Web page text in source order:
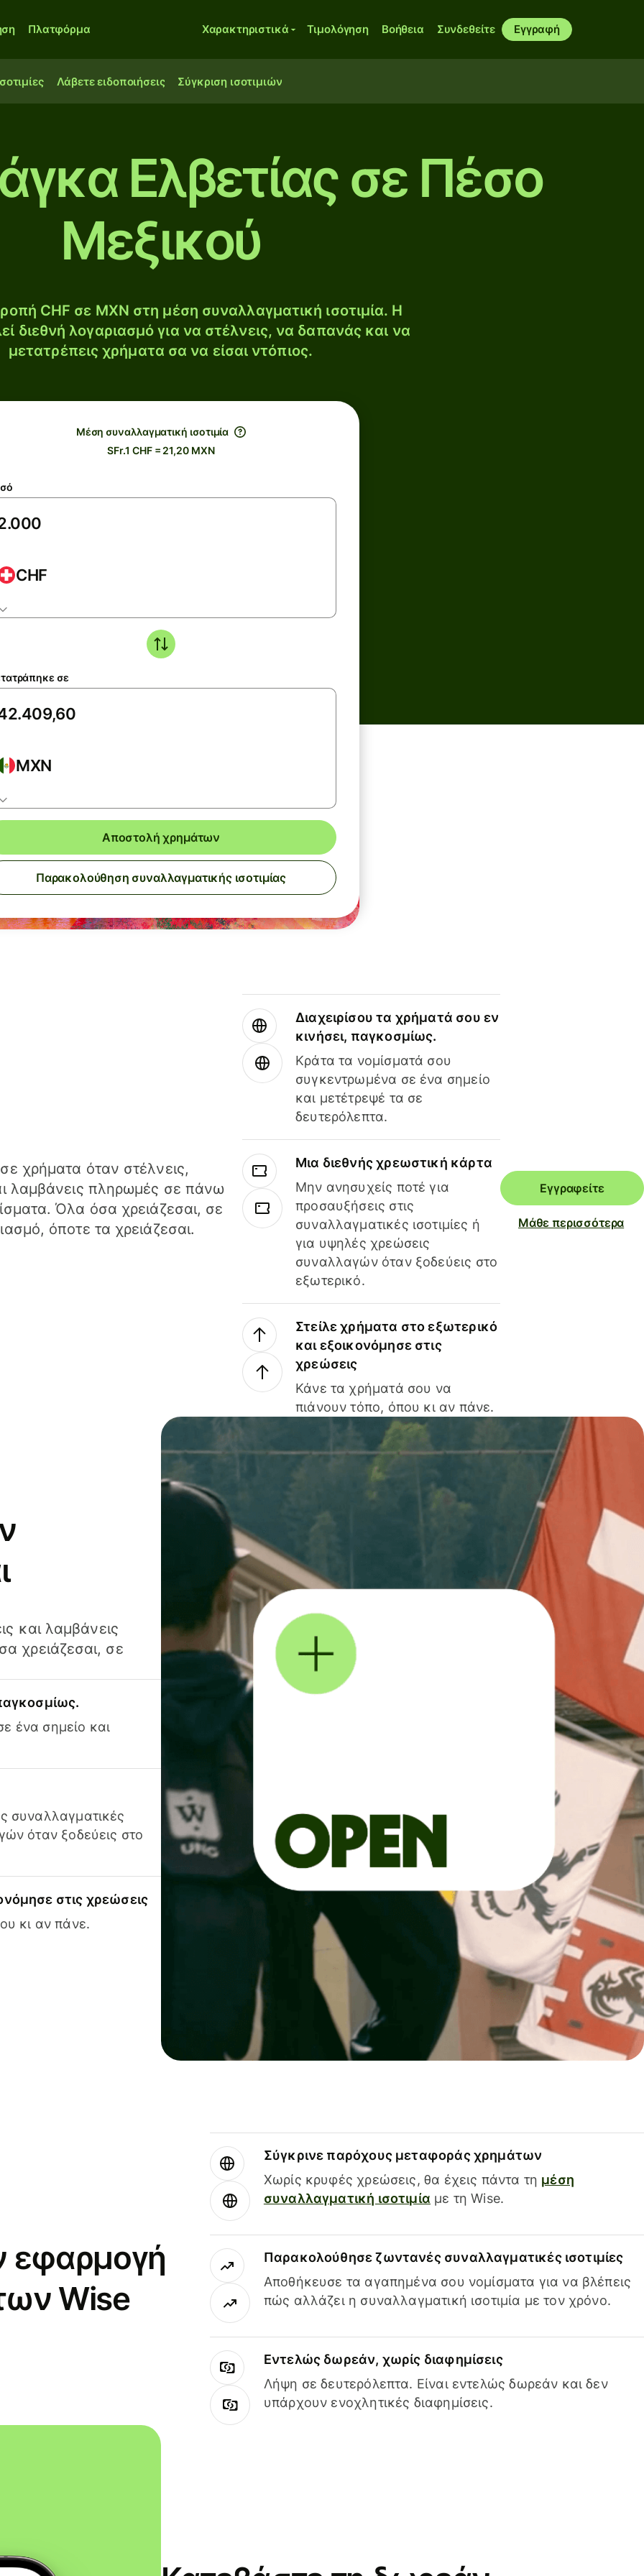
Πλατφόρμα Χαρακτηριστικά Τιμολόγηση Βοήθεια Συνδεθείτε Εγγραφή
Λάβετε ειδοποιήσεις Σύγκριση ισοτιμιών
Ελβετίας σε Πέσο
Μεξικού
CHF σε MXN στη μέση συναλλαγματική ισοτιμία. Η
διεθνή λογαριασμό για να στέλνεις, να δαπανάς και να
μετατρέπεις χρήματα σα να είσαι ντόπιος.
Μέση συναλλαγματική ισοτιμία
SFr.1 CHF = 21,20 MXN
CHF
σε
MXN
Αποστολή χρημάτων
Παρακολούθηση συναλλαγματικής ισοτιμίας
χρήματα όταν στέλνεις,
λαμβάνεις πληρωμές σε πάνω
Όλα όσα χρειάζεσαι, σε
όποτε τα χρειάζεσαι.
Διαχειρίσου τα χρήματά σου εν
κινήσει, παγκοσμίως.
Κράτα τα νομίσματά σου
συγκεντρωμένα σε ένα σημείο
και μετέτρεψέ τα σε
δευτερόλεπτα.
Μια διεθνής χρεωστική κάρτα
Μην ανησυχείς ποτέ για
προσαυξήσεις στις
συναλλαγματικές ισοτιμίες ή
για υψηλές χρεώσεις
συναλλαγών όταν ξοδεύεις στο
εξωτερικό.
Στείλε χρήματα στο εξωτερικό
και εξοικονόμησε στις
χρεώσεις
Κάνε τα χρήματά σου να
πιάνουν τόπο, όπου κι αν πάνε.
Εγγραφείτε
Μάθε περισσότερα
και λαμβάνεις
χρειάζεσαι, σε
ένα σημείο και
συναλλαγματικές
όταν ξοδεύεις στο
στις χρεώσεις
κι αν πάνε.
εφαρμογή
Wise
Σύγκρινε παρόχους μεταφοράς χρημάτων
Χωρίς κρυφές χρεώσεις, θα έχεις πάντα τη μέση
συναλλαγματική ισοτιμία με τη Wise.
Παρακολούθησε ζωντανές συναλλαγματικές ισοτιμίες
Αποθήκευσε τα αγαπημένα σου νομίσματα για να βλέπεις
πώς αλλάζει η συναλλαγματική ισοτιμία με τον χρόνο.
Εντελώς δωρεάν, χωρίς διαφημίσεις
Λήψη σε δευτερόλεπτα. Είναι εντελώς δωρεάν και δεν
υπάρχουν ενοχλητικές διαφημίσεις.